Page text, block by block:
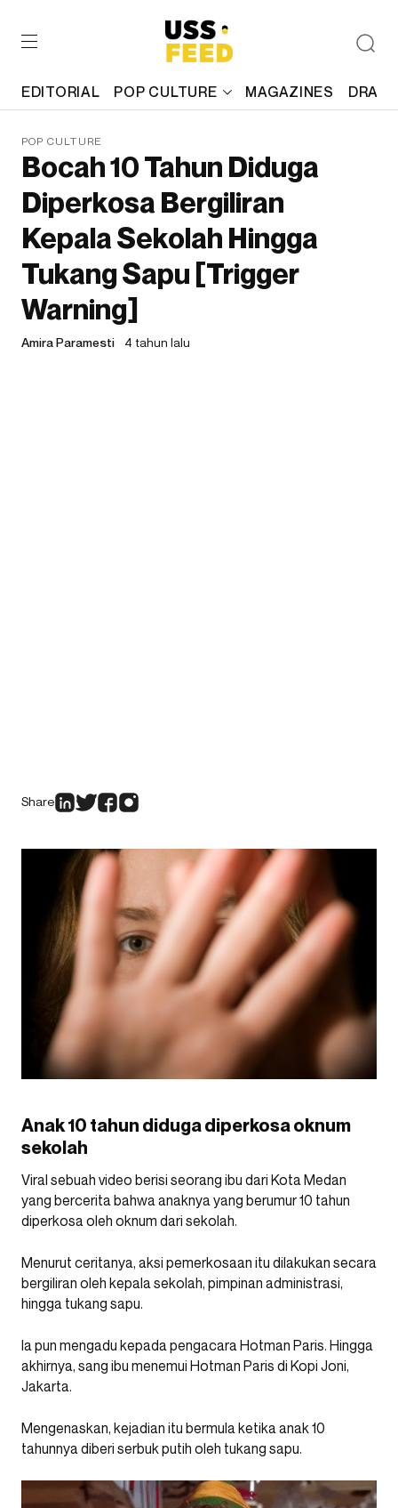
EDITORIAL POP CULTURE MAGAZINES
POP CULTURE
Bocah 10 Tahun Diduga
Diperkosa Bergiliran
Kepala Sekolah Hingga
Tukang Sapu [Trigger
Warning]
Amira Paramesti 4 tahun lalu
Share
Anak 10 tahun diduga diperkosa oknum
sekolah
Viral sebuah video berisi seorang ibu dari Kota Medan
yang bercerita bahwa anaknya yang berumur 10 tahun
diperkosa oleh oknum dari sekolah.
Menurut ceritanya, aksi pemerkosaan itu dilakukan secara
bergiliran oleh kepala sekolah, pimpinan administrasi,
hingga tukang sapu.
Ia pun mengadu kepada pengacara Hotman Paris. Hingga
akhirnya, sang ibu menemui Hotman Paris di Kopi Joni,
Jakarta.
Mengenaskan, kejadian itu bermula ketika anak 10
tahunnya diberi serbuk putih oleh tukang sapu.